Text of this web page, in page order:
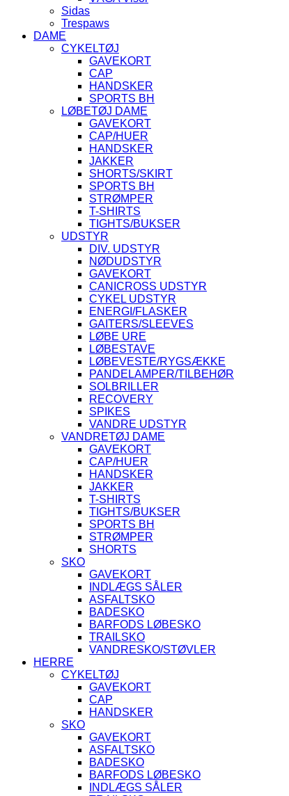
Sidas
Trespaws
DAME
CYKELTØJ
GAVEKORT
CAP
HANDSKER
SPORTS BH
LØBETØJ DAME
GAVEKORT
CAP/HUER
HANDSKER
JAKKER
SHORTS/SKIRT
SPORTS BH
STRØMPER
T-SHIRTS
TIGHTS/BUKSER
UDSTYR
DIV. UDSTYR
NØDUDSTYR
GAVEKORT
CANICROSS UDSTYR
CYKEL UDSTYR
ENERGI/FLASKER
GAITERS/SLEEVES
LØBE URE
LØBESTAVE
LØBEVESTE/RYGSÆKKE
PANDELAMPER/TILBEHØR
SOLBRILLER
RECOVERY
SPIKES
VANDRE UDSTYR
VANDRETØJ DAME
GAVEKORT
CAP/HUER
HANDSKER
JAKKER
T-SHIRTS
TIGHTS/BUKSER
SPORTS BH
STRØMPER
SHORTS
SKO
GAVEKORT
INDLÆGS SÅLER
ASFALTSKO
BADESKO
BARFODS LØBESKO
TRAILSKO
VANDRESKO/STØVLER
HERRE
CYKELTØJ
GAVEKORT
CAP
HANDSKER
SKO
GAVEKORT
ASFALTSKO
BADESKO
BARFODS LØBESKO
INDLÆGS SÅLER